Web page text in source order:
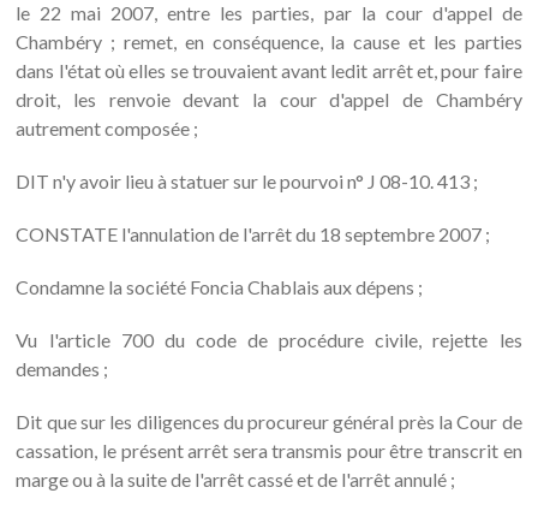
le 22 mai 2007, entre les parties, par la cour d'appel de
Chambéry ; remet, en conséquence, la cause et les parties
dans l'état où elles se trouvaient avant ledit arrêt et, pour faire
droit, les renvoie devant la cour d'appel de Chambéry
autrement composée ;
DIT n'y avoir lieu à statuer sur le pourvoi n° J 08-10. 413 ;
CONSTATE l'annulation de l'arrêt du 18 septembre 2007 ;
Condamne la société Foncia Chablais aux dépens ;
Vu l'article 700 du code de procédure civile, rejette les
demandes ;
Dit que sur les diligences du procureur général près la Cour de
cassation, le présent arrêt sera transmis pour être transcrit en
marge ou à la suite de l'arrêt cassé et de l'arrêt annulé ;